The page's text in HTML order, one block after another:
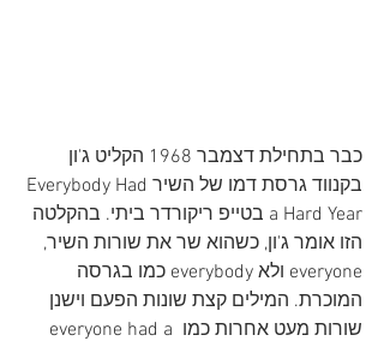
כבר בתחילת דצמבר 1968 הקליט ג'ון
בקנווד גרסת דמו של השירEverybody Had
a Hard Year בטייפ ריקורדר ביתי. בהקלטה
הזו אומר ג'ון, כשהוא שר את שורות השיר,
everyone ולא everybody כמו בגרסה
המוכרת. המילים קצת שונות הפעם וישנן
שורות מעט אחרות כמו everyone had a